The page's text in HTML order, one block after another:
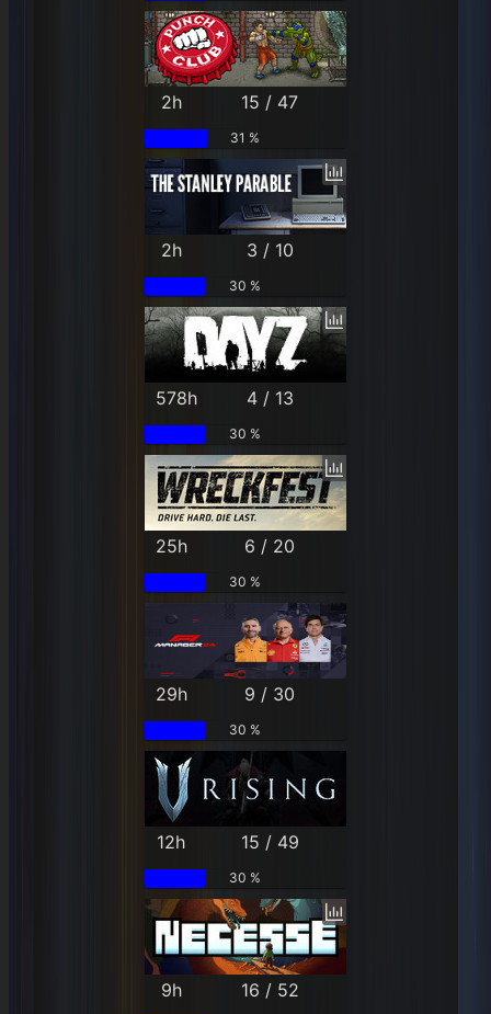
2h 15 / 47
31 %
2h 3 / 10
30 %
578h 4 / 13
30 %
25h 6 / 20
30 %
29h 9 / 30
30 %
12h 15 / 49
30 %
9h 16 / 52